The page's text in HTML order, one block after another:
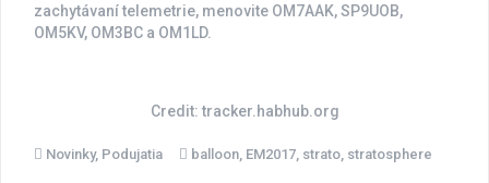
zachytávaní telemetrie, menovite OM7AAK, SP9UOB,
OM5KV, OM3BC a OM1LD.
Credit: tracker.habhub.org
Novinky, Podujatia balloon EM2017 strato stratosphere